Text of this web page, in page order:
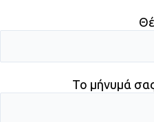
Το μήνυμά